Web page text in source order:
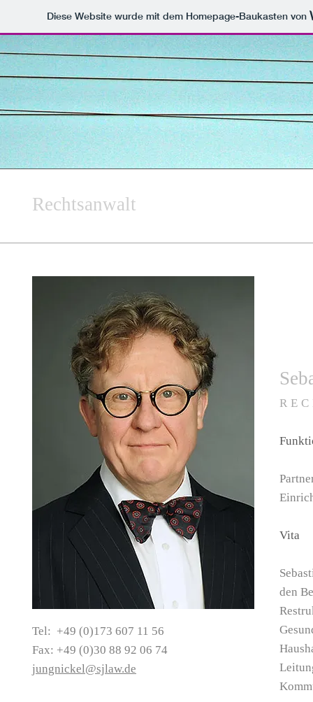
Diese Website wurde mit dem Homepage-Baukasten von
Rechtsanwalt
Tel: +49 (0)173 607 11 56
Fax: +49 (0)30 88 92 06 74
jungnickel@sjlaw.de
Vita
den